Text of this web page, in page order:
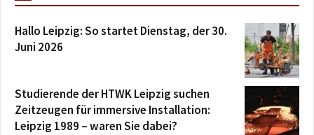
Hallo Leipzig: So startet Dienstag, der 30.
Juni 2026
Studierende der HTWK Leipzig suchen
Zeitzeugen für immersive Installation:
Leipzig 1989 – waren Sie dabei?